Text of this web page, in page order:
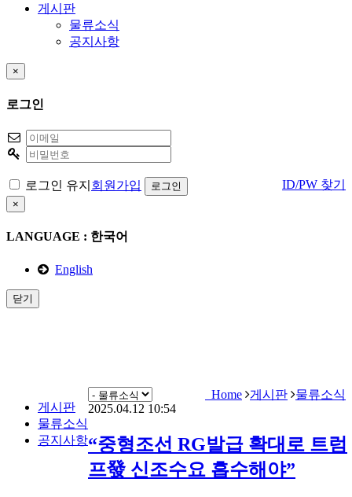
게시판
물류소식
공지사항
×
로그인
로그인 유지 ID/PW 찾기
회원가입
×
LANGUAGE : 한국어
English
닫기
게시판
물류소식
공지사항
Home 게시판
물류소식
2025.04.12 10:54
“중형조선 RG발급 확대로 트럼
프發 신조수요 흡수해야”